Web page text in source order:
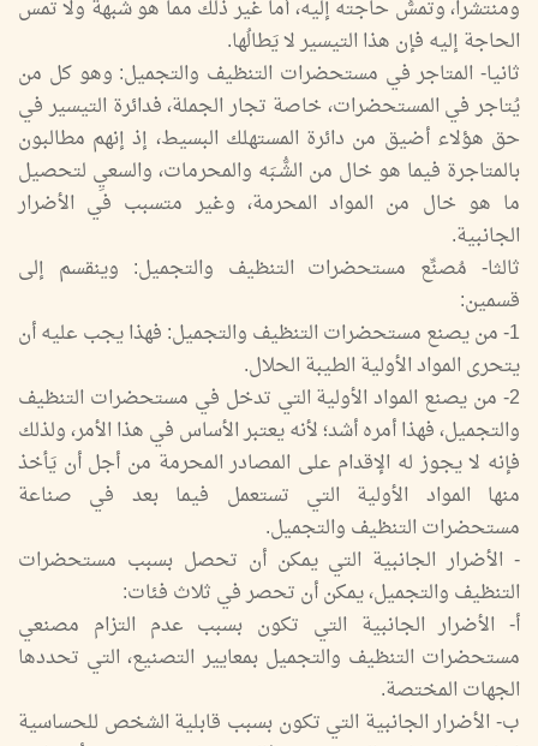
ومنتشرا، وتمسُّ حاجته إليه، أما غير ذلك مما هو شبهة ولا تمس
الحاجة إليه فإن هذا التيسير لا يَطالُها.
ثانيا- المتاجر في مستحضرات التنظيف والتجميل: وهو كل من
يُتاجر في المستحضرات، خاصة تجار الجملة، فدائرة التيسير في
حق هؤلاء أضيق من دائرة المستهلك البسيط، إذ إنهم مطالبون
بالمتاجرة فيما هو خال من الشُّـبَه والمحرمات، والسعيِ لتحصيل
ما هو خال من المواد المحرمة، وغير متسبب في الأضرار
الجانبية.
ثالثا- مُصنِّع مستحضرات التنظيف والتجميل: وينقسم إلى
قسمين:
1- من يصنع مستحضرات التنظيف والتجميل: فهذا يجب عليه أن
يتحرى المواد الأولية الطيبة الحلال.
2- من يصنع المواد الأولية التي تدخل في مستحضرات التنظيف
والتجميل، فهذا أمره أشد؛ لأنه يعتبر الأساس في هذا الأمر، ولذلك
فإنه لا يجوز له الإقدام على المصادر المحرمة من أجل أن يَأخذ
منها المواد الأولية التي تستعمل فيما بعد في صناعة
مستحضرات التنظيف والتجميل.
- الأضرار الجانبية التي يمكن أن تحصل بسبب مستحضرات
التنظيف والتجميل، يمكن أن تحصر في ثلاث فئات:
أ- الأضرار الجانبية التي تكون بسبب عدم التزام مصنعي
مستحضرات التنظيف والتجميل بمعايير التصنيع، التي تحددها
الجهات المختصة.
ب- الأضرار الجانبية التي تكون بسبب قابلية الشخص للحساسية